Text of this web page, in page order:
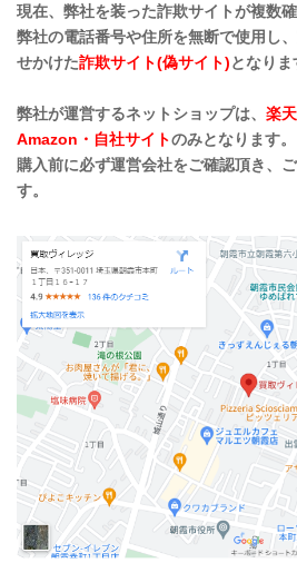
現在、弊社を装った詐欺サイトが複数確
弊社の電話番号や住所を無断で使用し
せかけた詐欺サイト(偽サイト)となりま
弊社が運営するネットショップは、 楽
Amazon・自社サイトのみとなります。
購入前に必ず運営会社をご確認頂き、
す。